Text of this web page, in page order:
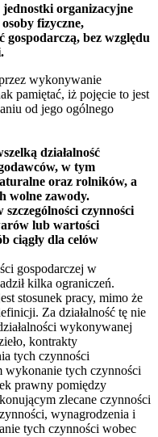
organizacyjne
fizyczne,
gospodarczą, bez względu
wykonywanie
pamiętać, iż pojęcie to jest
od jego ogólnego
działalność
w tym
oraz rolników, a
wolne zawody.
czynności
lub wartości
ciągły dla celów
gospodarczej w
kilka ograniczeń.
stosunek pracy, mimo że
Za działalność tę nie
wykonywanej
kontrakty
tych czynności
wykonanie tych czynności
prawny pomiędzy
zlecane czynności
wynagrodzenia i
tych czynności wobec